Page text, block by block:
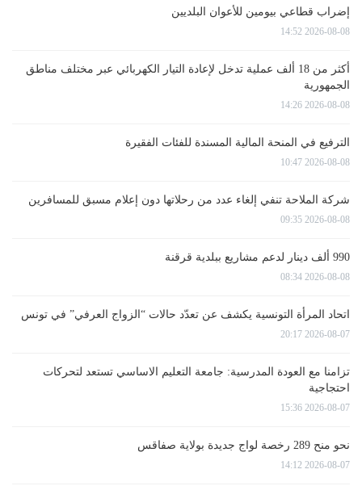
إضراب قطاعي بيومين للأعوان البلديين
2026-08-08 14:52
أكثر من 18 ألف عملية تدخل لإعادة التيار الكهربائي عبر مختلف مناطق
الجمهورية
2026-08-08 14:26
الترفيع في المنحة المالية المسندة للفئات الفقيرة
2026-08-08 10:47
شركة الملاحة تنفي إلغاء عدد من رحلاتها دون إعلام مسبق للمسافرين
2026-08-08 09:35
990 ألف دينار لدعم مشاريع ببلدية قرقنة
2026-08-08 08:34
اتحاد المرأة التونسية يكشف عن تعدّد حالات “الزواج العرفي” في تونس
2026-08-07 20:17
تزامنا مع العودة المدرسية: جامعة التعليم الاساسي تستعد لتحركات
احتجاجية
2026-08-07 15:36
نحو منح 289 رخصة لواج جديدة بولاية صفاقس
2026-08-07 14:12